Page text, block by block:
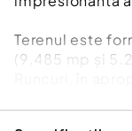
Terenul este
(9.485 mp și
Runcuri, în